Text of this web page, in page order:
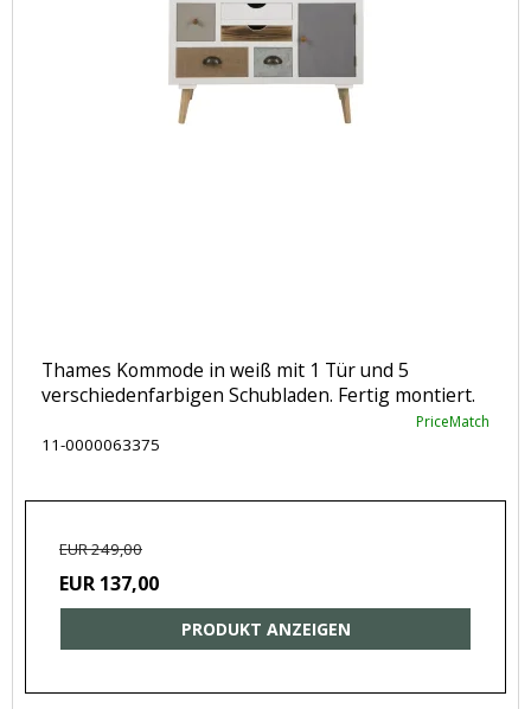
Thames Kommode in weiß mit 1 Tür und 5
verschiedenfarbigen Schubladen. Fertig montiert.
PriceMatch
11-0000063375
EUR 249,00
EUR 137,00
PRODUKT ANZEIGEN